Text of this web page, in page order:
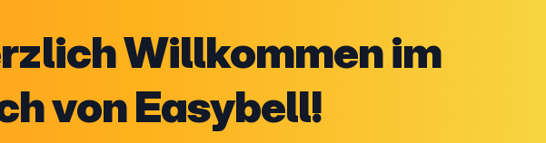
Willkommen im
von Easybell!